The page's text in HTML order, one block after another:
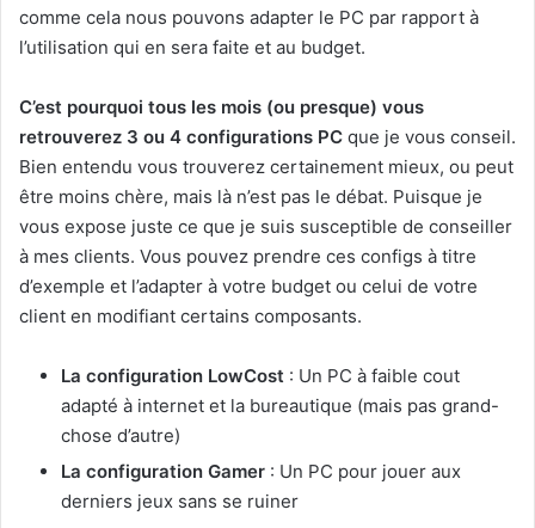
comme cela nous pouvons adapter le PC par rapport à
l’utilisation qui en sera faite et au budget.
C’est pourquoi tous les mois (ou presque) vous
retrouverez 3 ou 4 configurations PC que je vous conseil.
Bien entendu vous trouverez certainement mieux, ou peut
être moins chère, mais là n’est pas le débat. Puisque je
vous expose juste ce que je suis susceptible de conseiller
à mes clients. Vous pouvez prendre ces configs à titre
d’exemple et l’adapter à votre budget ou celui de votre
client en modifiant certains composants.
La configuration LowCost : Un PC à faible cout
adapté à internet et la bureautique (mais pas grand-
chose d’autre)
La configuration Gamer : Un PC pour jouer aux
derniers jeux sans se ruiner